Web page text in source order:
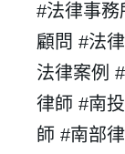
#法律事務
顧問 #法
法律案例 #
律師 #南
師 #南部